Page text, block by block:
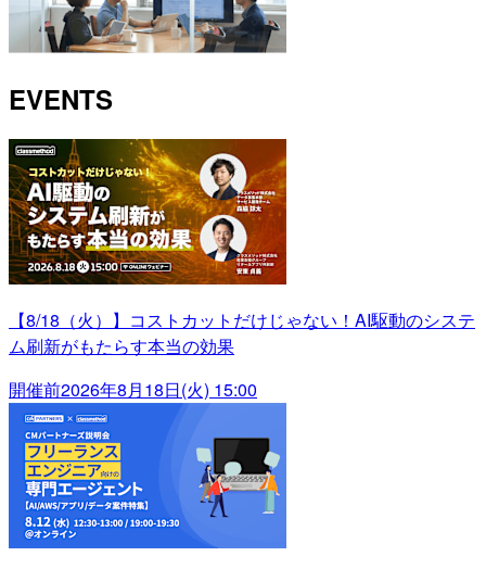
EVENTS
【8/18（火）】コストカットだけじゃない！AI駆動のシステ
ム刷新がもたらす本当の効果
開催前2026年8月18日(火) 15:00